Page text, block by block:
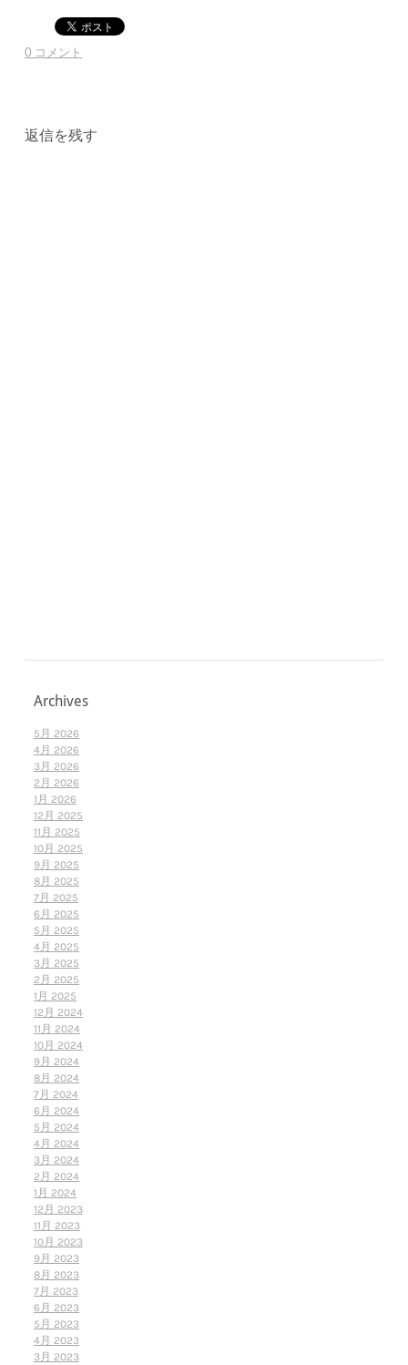
0 コメント
返信を残す
Archives
5月 2026
4月 2026
3月 2026
2月 2026
1月 2026
12月 2025
11月 2025
10月 2025
9月 2025
8月 2025
7月 2025
6月 2025
5月 2025
4月 2025
3月 2025
2月 2025
1月 2025
12月 2024
11月 2024
10月 2024
9月 2024
8月 2024
7月 2024
6月 2024
5月 2024
4月 2024
3月 2024
2月 2024
1月 2024
12月 2023
11月 2023
10月 2023
9月 2023
8月 2023
7月 2023
6月 2023
5月 2023
4月 2023
3月 2023